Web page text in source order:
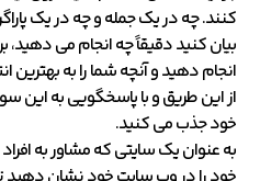
کنند. چه در یک جمله و چه در یک
بیان کنید دقیقاً چه انجام می دهید،
انجام دهید و آنچه شما را به
از این طریق و با پاسخگویی به این
خود جذب می کنید.
به عنوان یک سایتی که مشاور به